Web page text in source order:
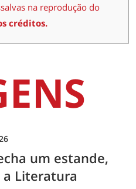
na reprodução do
créditos.
um estande,
a Literatura